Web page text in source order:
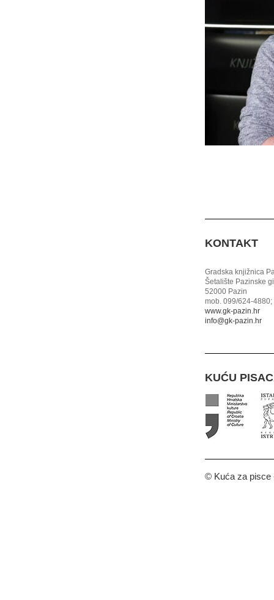
KONTAKT
Gradska knjižnica
Šetalište Pazinske
52000 Pazin
mob. 099/624-
www.gk-pazin.hr
info@gk-pazin.hr
KUĆU
© Kuća za pisce